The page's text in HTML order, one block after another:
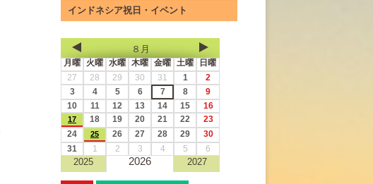
インドネシア祝日・イベント
８月
月曜 火曜 水曜 木曜 金曜 土曜
日曜
27
28 29 30 31 1
2
3
4 5 6 7 8
9
10
11 12 13 14 15 16
17 18 19 20 21 22
23
24
25 26 27 28 29
30
31
1 2 3 4 5 6
2025 2026 2027